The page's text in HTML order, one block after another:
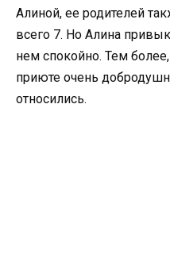
Алиной, ее родителей
всего 7. Но Алина
нем спокойно. Тем
приюте очень
относились.